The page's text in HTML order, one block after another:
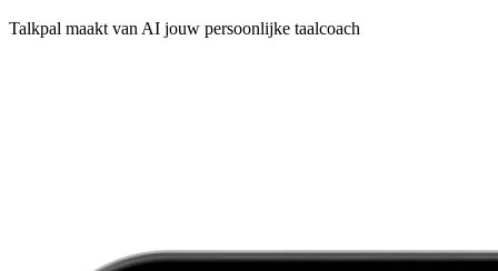
Talkpal maakt van AI jouw persoonlijke taalcoach